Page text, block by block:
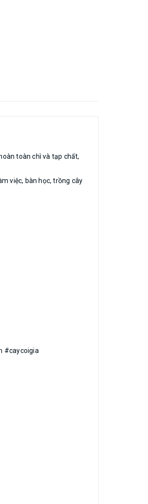
toàn chì và tạp chất,
việc, bàn học, trồng cây
#caycoigia